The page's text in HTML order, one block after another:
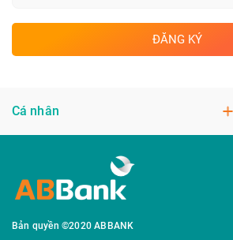
ĐĂNG KÝ
Cá nhân
Bản quyền ©2020 ABBANK